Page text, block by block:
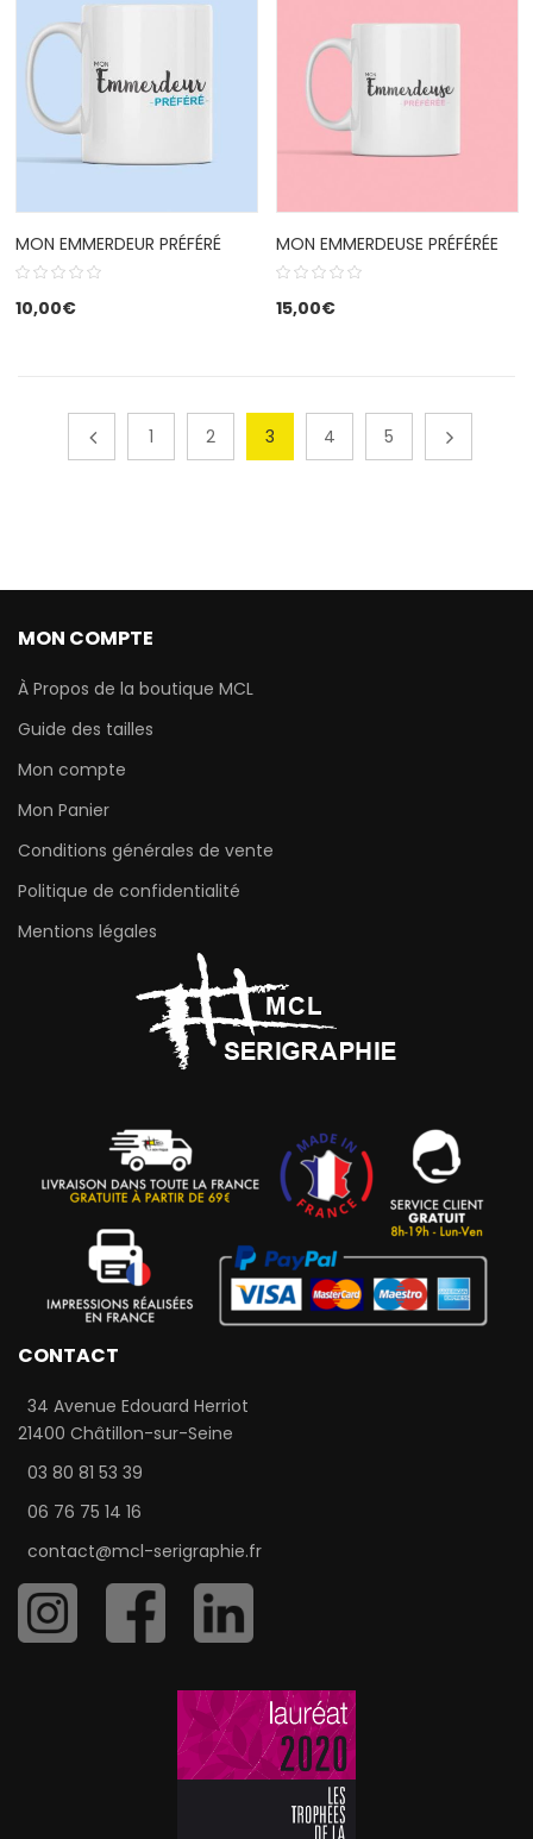
MON EMMERDEUR PRÉFÉRÉ
10,00€
MON EMMERDEUSE PRÉFÉRÉE
15,00€
1 2 3 4 5
MON COMPTE
À Propos de la boutique MCL
Guide des tailles
Mon compte
Mon Panier
Conditions générales de vente
Politique de confidentialité
Mentions légales
CONTACT
34 Avenue Edouard Herriot
21400 Châtillon-sur-Seine
03 80 81 53 39
06 76 75 14 16
contact@mcl-serigraphie.fr